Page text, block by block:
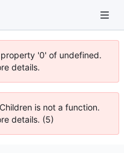
'0' of undefined.
details.
is not a function.
details. (5)